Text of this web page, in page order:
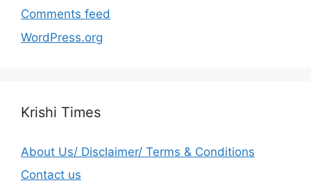
Comments feed
WordPress.org
Krishi Times
About Us/ Disclaimer/ Terms & Conditions
Contact us